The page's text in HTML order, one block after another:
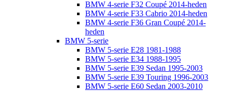
BMW 4-serie F32 Coupé 2014-heden
BMW 4-serie F33 Cabrio 2014-heden
BMW 4-serie F36 Gran Coupé 2014-
heden
BMW 5-serie
BMW 5-serie E28 1981-1988
BMW 5-serie E34 1988-1995
BMW 5-serie E39 Sedan 1995-2003
BMW 5-serie E39 Touring 1996-2003
BMW 5-serie E60 Sedan 2003-2010